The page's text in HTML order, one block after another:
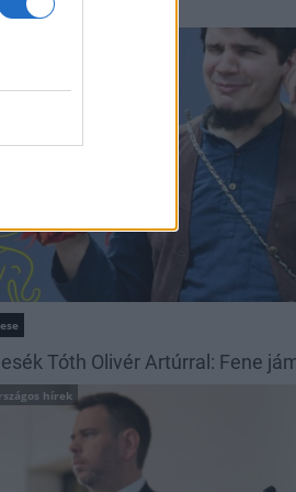
tájak
Tóth Olivér Artúrral: Fene
hírek